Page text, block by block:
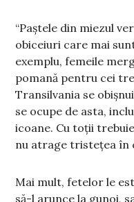
“Paștele din miezul
obiceiuri care mai
exemplu, femeile
pomană pentru cei
Transilvania se
se ocupe de asta,
icoane. Cu toții
nu atrage tristețea în
Mai mult, fetelor le
să-l arunce la gunoi,